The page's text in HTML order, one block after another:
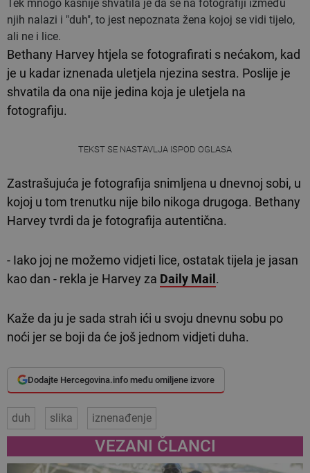
Tek mnogo kasnije shvatila je da se na fotografiji između
njih nalazi i "duh", to jest nepoznata žena kojoj se vidi tijelo,
ali ne i lice.
Bethany Harvey htjela se fotografirati s nećakom, kad
je u kadar iznenada uletjela njezina sestra. Poslije je
shvatila da ona nije jedina koja je uletjela na
fotografiju.
TEKST SE NASTAVLJA ISPOD OGLASA
Zastrašujuća je fotografija snimljena u dnevnoj sobi, u
kojoj u tom trenutku nije bilo nikoga drugoga. Bethany
Harvey tvrdi da je fotografija autentična.
- Iako joj ne možemo vidjeti lice, ostatak tijela je jasan
kao dan - rekla je Harvey za Daily Mail.
Kaže da ju je sada strah ići u svoju dnevnu sobu po
noći jer se boji da će još jednom vidjeti duha.
Dodajte Hercegovina.info među omiljene izvore
duh slika iznenađenje
VEZANI ČLANCI